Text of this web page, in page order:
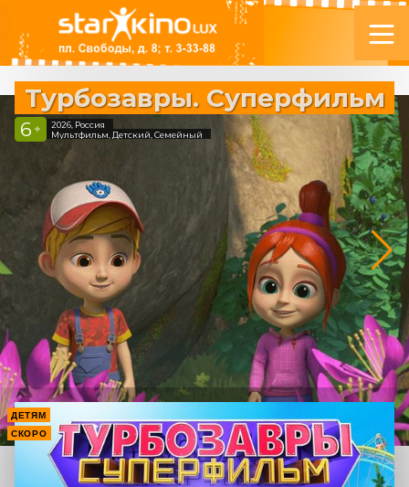
Турбозавры. Суперфильм
6 +
2026, Россия
Мультфильм, Детский, Семейный
ДЕТЯМ
СКОРО